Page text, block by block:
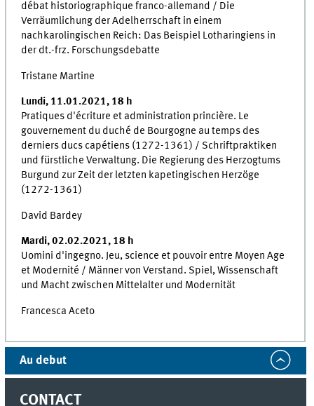
débat historiographique franco-allemand / Die
Verräumlichung der Adelherrschaft in einem
nachkarolingischen Reich: Das Beispiel Lotharingiens in
der dt.-frz. Forschungsdebatte
Tristane Martine
Lundi, 11.01.2021, 18 h
Pratiques d'écriture et administration princière. Le
gouvernement du duché de Bourgogne au temps des
derniers ducs capétiens (1272-1361) / Schriftpraktiken
und fürstliche Verwaltung. Die Regierung des Herzogtums
Burgund zur Zeit der letzten kapetingischen Herzöge
(1272-1361)
David Bardey
Mardi, 02.02.2021, 18 h
Uomini d'ingegno. Jeu, science et pouvoir entre Moyen Age
et Modernité / Männer von Verstand. Spiel, Wissenschaft
und Macht zwischen Mittelalter und Modernität
Francesca Aceto
Au debut
CONTACT